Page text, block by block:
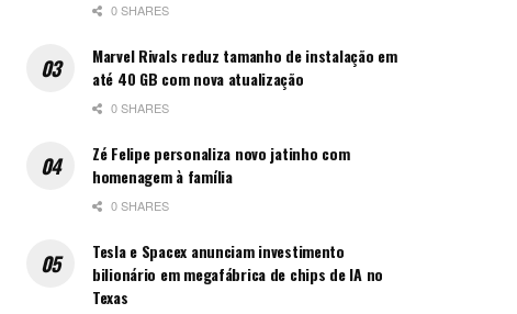
0 SHARES
Marvel Rivals reduz tamanho de instalação em
até 40 GB com nova atualização
0 SHARES
Zé Felipe personaliza novo jatinho com
homenagem à família
0 SHARES
Tesla e Spacex anunciam investimento
bilionário em megafábrica de chips de IA no
Texas